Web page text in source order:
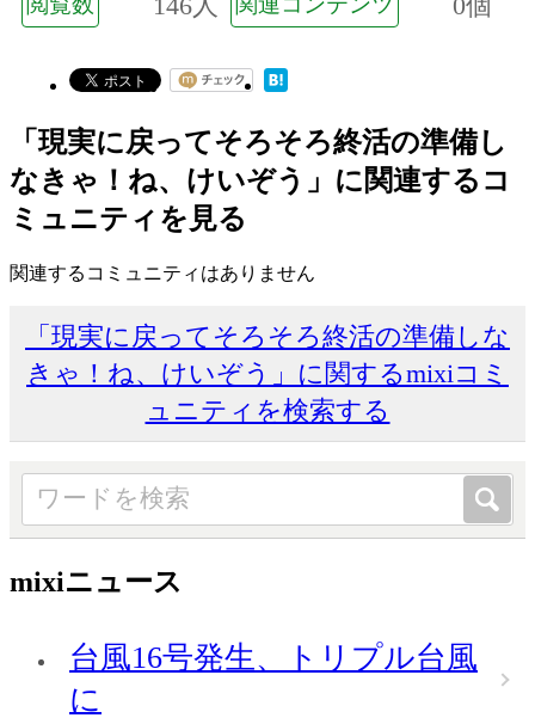
「現実に戻ってそろそろ終活の準備し
なきゃ！ね、けいぞう」に関連するコ
ミュニティを見る
関連するコミュニティはありません
「現実に戻ってそろそろ終活の準備しな
きゃ！ね、けいぞう」に関するmixiコミ
ュニティを検索する
mixiニュース
台風16号発生、トリプル台風
に